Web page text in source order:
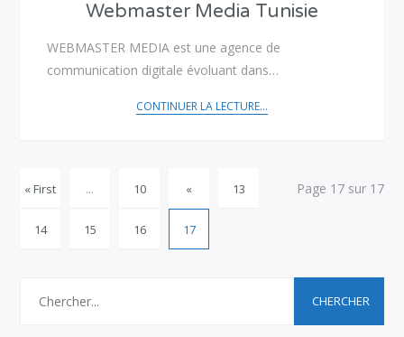
Webmaster Media Tunisie
WEBMASTER MEDIA est une agence de
communication digitale évoluant dans…
CONTINUER LA LECTURE...
Page 17 sur 17
« First ... 10 « 13
14 15 16 17